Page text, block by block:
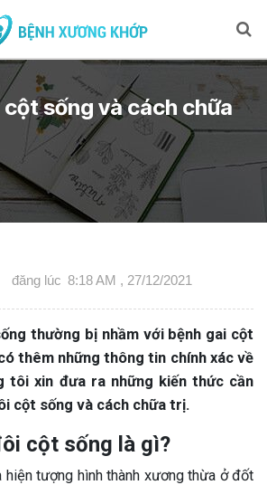
cột sống và cách chữa
đăng lúc 8:18 AM , 27/12/2021
thường bị nhầm với bệnh gai cột
thêm những thông tin chính xác về
tôi xin đưa ra những kiến thức cần
cột sống và cách chữa trị.
cột sống là gì?
tượng hình thành xương thừa ở đốt